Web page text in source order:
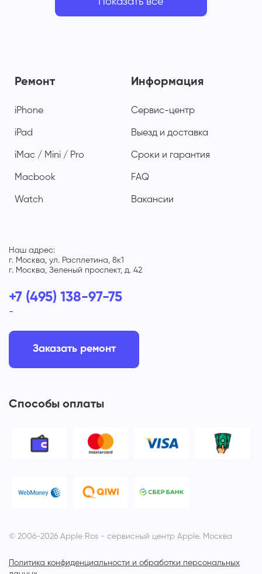
Ремонт
iPhone
iPad
iMac / Mini / Pro
Macbook
Watch
Информация
Сервис-центр
Выезд и доставка
Сроки и гарантия
FAQ
Вакансии
Наш адрес:
г. Москва, ул. Расплетина, 8к1
г. Москва, Зеленый проспект, д. 42
+7 (495) 138-97-75
-
Заказать ремонт
Способы оплаты
© 2006-2026 Apple Ros - сервисный центр Apple. Москва
Политика конфиденциальности и обработки персональных